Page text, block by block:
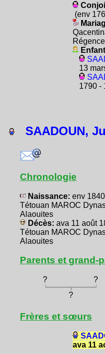
(env
13
1790 -
SAADOUN,
Chronologie
Naissance: env
Tétouan MAROC
Alaouites
Décès: ava 11 août
Tétouan MAROC
Alaouites
Parents et grand-
? ?
?
Frères et sœurs
ava 11